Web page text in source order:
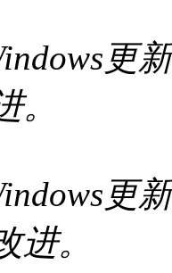
更
更
进。